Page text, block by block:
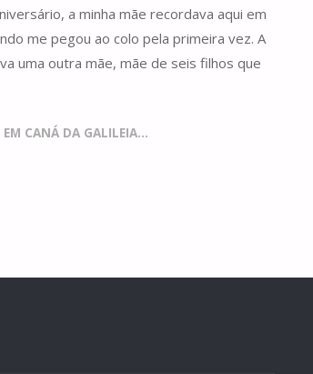
a minha mãe recordava aqui em
me pegou ao colo pela primeira vez. A
uma outra mãe, mãe de seis filhos que
EM CANÁ DA GALILEIA...